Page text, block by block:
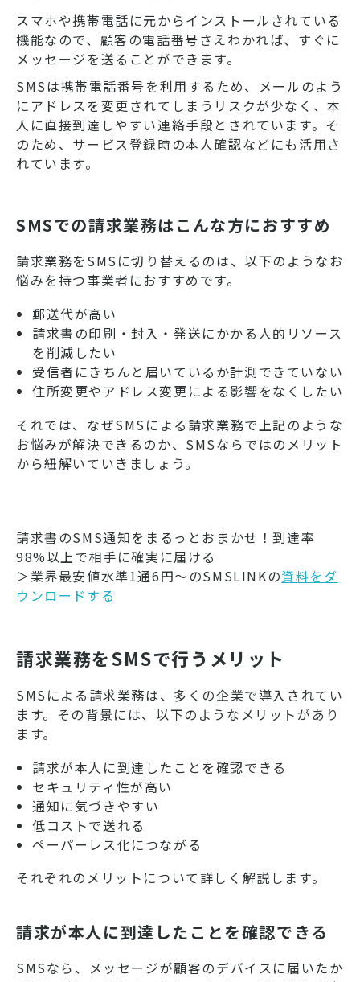
スマホや携帯電話に元からインストールされている
機能なので、顧客の電話番号さえわかれば、すぐに
メッセージを送ることができます。
SMSは携帯電話番号を利用するため、メールのよう
にアドレスを変更されてしまうリスクが少なく、本
人に直接到達しやすい連絡手段とされています。そ
のため、サービス登録時の本人確認などにも活用さ
れています。
SMSでの請求業務はこんな方におすすめ
請求業務をSMSに切り替えるのは、以下のようなお
悩みを持つ事業者におすすめです。
郵送代が高い
請求書の印刷・封入・発送にかかる人的リソース
を削減したい
受信者にきちんと届いているか計測できていない
住所変更やアドレス変更による影響をなくしたい
それでは、なぜSMSによる請求業務で上記のような
お悩みが解決できるのか、SMSならではのメリット
から紐解いていきましょう。
請求書のSMS通知をまるっとおまかせ！到達率
98%以上で相手に確実に届ける
＞業界最安値水準1通6円～のSMSLINKの資料をダ
ウンロードする
請求業務をSMSで行うメリット
SMSによる請求業務は、多くの企業で導入されてい
ます。その背景には、以下のようなメリットがあり
ます。
請求が本人に到達したことを確認できる
セキュリティ性が高い
通知に気づきやすい
低コストで送れる
ペーパーレス化につながる
それぞれのメリットについて詳しく解説します。
請求が本人に到達したことを確認できる
SMSなら、メッセージが顧客のデバイスに届いたか